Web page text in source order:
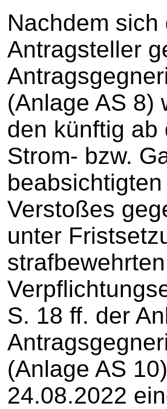
Nachdem
Antragsteller
(Anlage AS 8)
den künftig ab
Strom- bzw.
Verstoßes
unter
S. 18 ff. der
(Anlage AS
24.08.2022